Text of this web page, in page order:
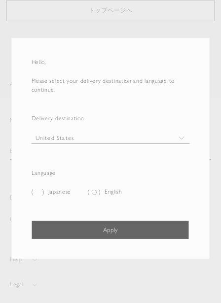
Hello,
Please select your delivery destination and language to
continue.
Delivery destination
Language
Japanese English
Apply
トップページへ
AURALEE ITEM
Newsletter
Delivery destination and Language
United States English
Help
Legal